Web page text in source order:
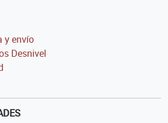
y envío
Desnivel